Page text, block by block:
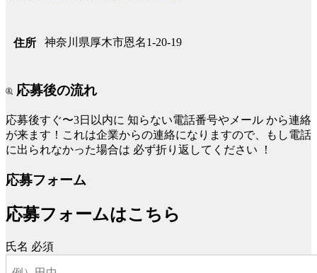
住所 神奈川県厚木市恩名1-20-19
応募後の流れ
応募後すぐ〜3日以内に 知らない電話番号やメール から連絡
が来ます！これは企業からの連絡になりますので、もし電話
に出られなかった場合は 必ず折り返してください ！
応募フォーム
応募フォームはこちら
氏名 必須